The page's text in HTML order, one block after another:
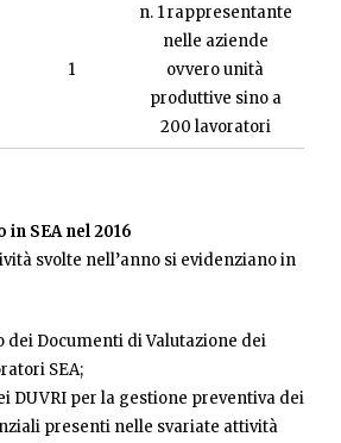
1
n. 1 rappresentante
nelle aziende
ovvero unità
produttive sino a
200 lavoratori
in SEA nel 2016
svolte nell’anno si evidenziano in
Documenti di Valutazione dei
SEA;
DUVRI per la gestione preventiva dei
presenti nelle svariate attività